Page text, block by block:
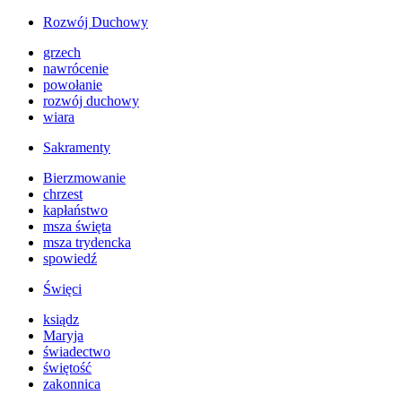
Rozwój Duchowy
grzech
nawrócenie
powołanie
rozwój duchowy
wiara
Sakramenty
Bierzmowanie
chrzest
kapłaństwo
msza święta
msza trydencka
spowiedź
Święci
ksiądz
Maryja
świadectwo
świętość
zakonnica